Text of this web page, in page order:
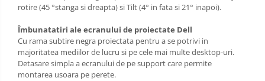
rotire (45 °stanga si dreapta) si Tilt (4° in fata si 21° inapoi).
Îmbunatatiri ale ecranului de proiectate Dell
Cu rama subtire negra proiectata pentru a se potrivi in
majoritatea mediilor de lucru si pe cele mai multe desktop-uri.
Detasare simpla a ecranului de pe support care permite
montarea usoara pe perete.